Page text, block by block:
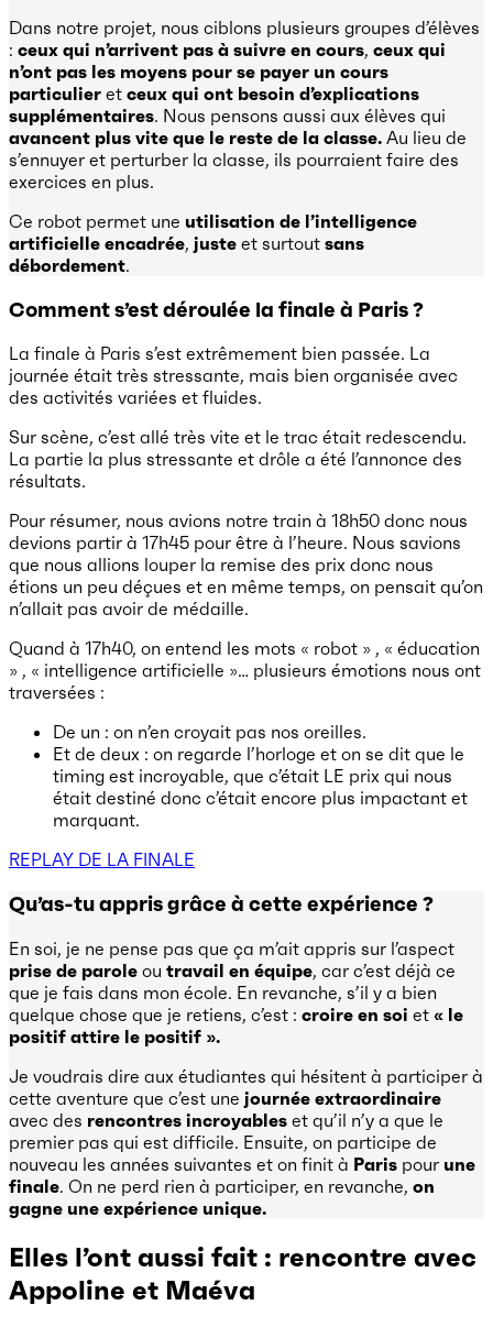
Dans notre projet, nous ciblons plusieurs groupes d’élèves
: ceux qui n’arrivent pas à suivre en cours, ceux qui
n’ont pas les moyens pour se payer un cours
particulier et ceux qui ont besoin d’explications
supplémentaires. Nous pensons aussi aux élèves qui
avancent plus vite que le reste de la classe. Au lieu de
s’ennuyer et perturber la classe, ils pourraient faire des
exercices en plus.
Ce robot permet une utilisation de l’intelligence
artificielle encadrée, juste et surtout sans
débordement.
Comment s’est déroulée la finale à Paris ?
La finale à Paris s’est extrêmement bien passée. La
journée était très stressante, mais bien organisée avec
des activités variées et fluides.
Sur scène, c’est allé très vite et le trac était redescendu.
La partie la plus stressante et drôle a été l’annonce des
résultats.
Pour résumer, nous avions notre train à 18h50 donc nous
devions partir à 17h45 pour être à l’heure. Nous savions
que nous allions louper la remise des prix donc nous
étions un peu déçues et en même temps, on pensait qu’on
n’allait pas avoir de médaille.
Quand à 17h40, on entend les mots « robot » , « éducation
» , « intelligence artificielle »… plusieurs émotions nous ont
traversées :
De un : on n’en croyait pas nos oreilles.
Et de deux : on regarde l’horloge et on se dit que le
timing est incroyable, que c’était LE prix qui nous
était destiné donc c’était encore plus impactant et
marquant.
REPLAY DE LA FINALE
Qu’as-tu appris grâce à cette expérience ?
En soi, je ne pense pas que ça m’ait appris sur l’aspect
prise de parole ou travail en équipe, car c’est déjà ce
que je fais dans mon école. En revanche, s’il y a bien
quelque chose que je retiens, c’est : croire en soi et « le
positif attire le positif ».
Je voudrais dire aux étudiantes qui hésitent à participer à
cette aventure que c’est une journée extraordinaire
avec des rencontres incroyables et qu’il n’y a que le
premier pas qui est difficile. Ensuite, on participe de
nouveau les années suivantes et on finit à Paris pour une
finale. On ne perd rien à participer, en revanche, on
gagne une expérience unique.
Elles l’ont aussi fait : rencontre avec
Appoline et Maéva